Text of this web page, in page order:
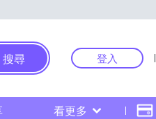
搜尋 登入
看更多